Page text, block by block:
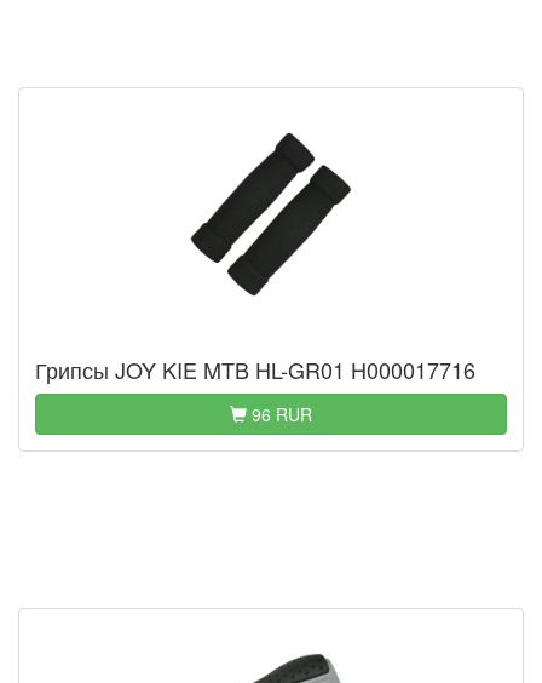
Грипсы JOY KIE MTB HL-GR01 H000017716
96 RUR